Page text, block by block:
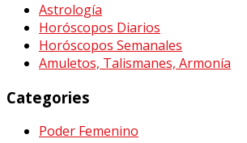
Astrología
Horóscopos Diarios
Horóscopos Semanales
Amuletos, Talismanes, Armonía
Categories
Poder Femenino